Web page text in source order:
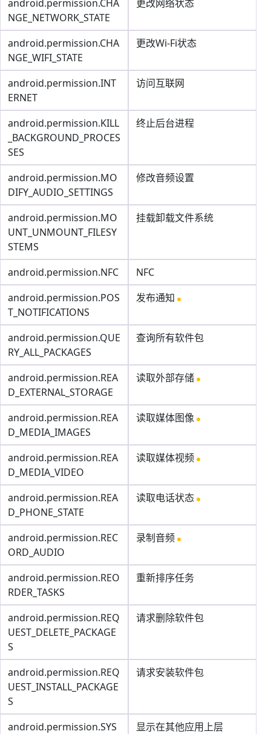
android.permission.CHA
NGE_NETWORK_STATE
更改网络状态
android.permission.CHA
NGE_WIFI_STATE
更改Wi-Fi状态
android.permission.INT
ERNET
访问互联网
android.permission.KILL
_BACKGROUND_PROCES
SES
终止后台进程
android.permission.MO
DIFY_AUDIO_SETTINGS
修改音频设置
android.permission.MO
UNT_UNMOUNT_FILESY
STEMS
挂载卸载文件系统
android.permission.NFC
NFC
android.permission.POS
T_NOTIFICATIONS
发布通知
android.permission.QUE
RY_ALL_PACKAGES
查询所有软件包
android.permission.REA
D_EXTERNAL_STORAGE
读取外部存储
android.permission.REA
D_MEDIA_IMAGES
读取媒体图像
android.permission.REA
D_MEDIA_VIDEO
读取媒体视频
android.permission.REA
D_PHONE_STATE
读取电话状态
android.permission.REC
ORD_AUDIO
录制音频
android.permission.REO
RDER_TASKS
重新排序任务
android.permission.REQ
UEST_DELETE_PACKAGE
S
请求删除软件包
android.permission.REQ
UEST_INSTALL_PACKAGE
S
请求安装软件包
android.permission.SYS
显示在其他应用上层